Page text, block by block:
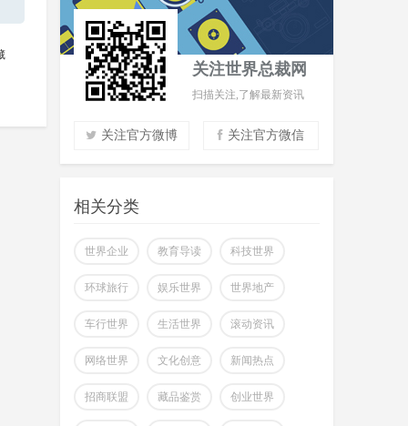
关注世界总裁网
扫描关注,了解最新资讯
关注官方微博 关注官方微信
掌握市场风云动态
改变你所看到的世界
相关分类
世界企业 教育导读 科技世界
环球旅行 娱乐世界 世界地产
车行世界 生活世界 滚动资讯
网络世界 文化创意 新闻热点
招商联盟 藏品鉴赏 创业世界